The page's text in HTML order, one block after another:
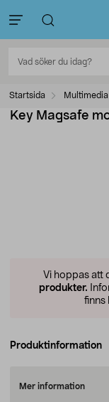
Startsida Multimedia
Key Magsafe
Vi hoppas att
produkter.
finns
Produktinformation
Mer information